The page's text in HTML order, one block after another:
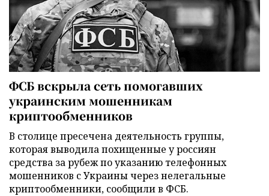
ФСБ вскрыла сеть помогавших
украинским мошенникам
криптообменников
В столице пресечена деятельность группы,
которая выводила похищенные у россиян
средства за рубеж по указанию телефонных
мошенников с Украины через нелегальные
криптообменники, сообщили в ФСБ.